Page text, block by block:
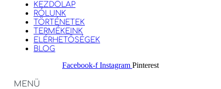
KEZDŐLAP
RÓLUNK
TÖRTÉNETEK
TERMÉKEINK
ELÉRHETŐSÉGEK
BLOG
Facebook-f Instagram Pinterest
MENÜ